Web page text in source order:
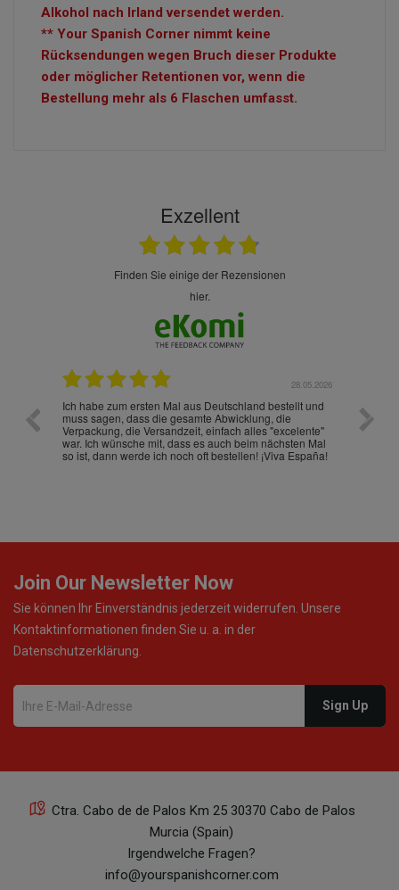
Alkohol nach Irland versendet werden.
** Your Spanish Corner nimmt keine
Rücksendungen wegen Bruch dieser Produkte
oder möglicher Retentionen vor, wenn die
Bestellung mehr als 6 Flaschen umfasst.
Exzellent
finden Sie einige der Rezensionen
hier.
28.05.2026
Ich habe zum ersten Mal aus Deutschland bestellt und
muss sagen, dass die gesamte Abwicklung, die
Verpackung, die Versandzeit, einfach alles "excelente"
war. Ich wünsche mit, dass es auch beim nächsten Mal
so ist, dann werde ich noch oft bestellen! ¡Viva España!
Die
gut
ist
Join Our Newsletter Now
Sie können Ihr Einverständnis jederzeit widerrufen. Unsere
Kontaktinformationen finden Sie u. a. in der
Datenschutzerklärung.
Ctra. Cabo de de Palos Km 25 30370 Cabo de Palos
Murcia (Spain)
Irgendwelche Fragen?
info@yourspanishcorner.com